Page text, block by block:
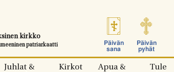
kirkko
patriarkaatti
Päivän
sana
Päivän
pyhät
Juhlat &
Kirkot
Apua &
Tule